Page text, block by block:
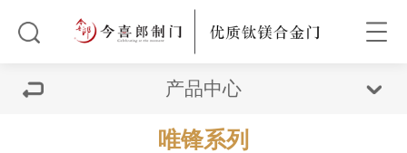
产品中心
唯锋系列